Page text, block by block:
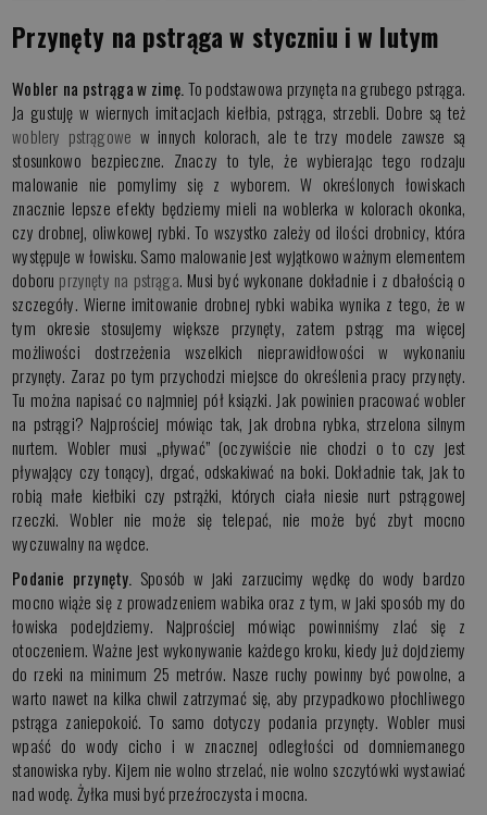
Przynęty na pstrąga w styczniu i w lutym
Wobler na pstrąga w zimę. To podstawowa przynęta na grubego pstrąga.
Ja gustuję w wiernych imitacjach kiełbia, pstrąga, strzebli. Dobre są też
woblery pstrągowe w innych kolorach, ale te trzy modele zawsze są
stosunkowo bezpieczne. Znaczy to tyle, że wybierając tego rodzaju
malowanie nie pomylimy się z wyborem. W określonych łowiskach
znacznie lepsze efekty będziemy mieli na woblerka w kolorach okonka,
czy drobnej, oliwkowej rybki. To wszystko zależy od ilości drobnicy, która
występuje w łowisku. Samo malowanie jest wyjątkowo ważnym elementem
doboru przynęty na pstrąga. Musi być wykonane dokładnie i z dbałością o
szczegóły. Wierne imitowanie drobnej rybki wabika wynika z tego, że w
tym okresie stosujemy większe przynęty, zatem pstrąg ma więcej
możliwości dostrzeżenia wszelkich nieprawidłowości w wykonaniu
przynęty. Zaraz po tym przychodzi miejsce do określenia pracy przynęty.
Tu można napisać co najmniej pół ksiązki. Jak powinien pracować wobler
na pstrągi? Najprościej mówiąc tak, jak drobna rybka, strzelona silnym
nurtem. Wobler musi „pływać” (oczywiście nie chodzi o to czy jest
pływający czy tonący), drgać, odskakiwać na boki. Dokładnie tak, jak to
robią małe kiełbiki czy pstrążki, których ciała niesie nurt pstrągowej
rzeczki. Wobler nie może się telepać, nie może być zbyt mocno
wyczuwalny na wędce.
Podanie przynęty. Sposób w jaki zarzucimy wędkę do wody bardzo
mocno wiąże się z prowadzeniem wabika oraz z tym, w jaki sposób my do
łowiska podejdziemy. Najprościej mówiąc powinniśmy zlać się z
otoczeniem. Ważne jest wykonywanie każdego kroku, kiedy już dojdziemy
do rzeki na minimum 25 metrów. Nasze ruchy powinny być powolne, a
warto nawet na kilka chwil zatrzymać się, aby przypadkowo płochliwego
pstrąga zaniepokoić. To samo dotyczy podania przynęty. Wobler musi
wpaść do wody cicho i w znacznej odległości od domniemanego
stanowiska ryby. Kijem nie wolno strzelać, nie wolno szczytówki wystawiać
nad wodę. Żyłka musi być przeźroczysta i mocna.